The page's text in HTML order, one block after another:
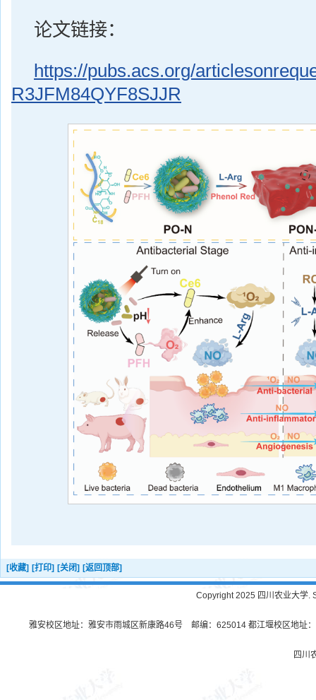
论文链接：
https://pubs.acs.org/
R3JFM84QYF8SJJR
[收藏] [打印] [关闭] [返回顶部]
Copyright 2025 四川农业大学.
雅安校区地址：雅安市雨城区新康路46号 邮编：625014 都江堰校区地址
四川